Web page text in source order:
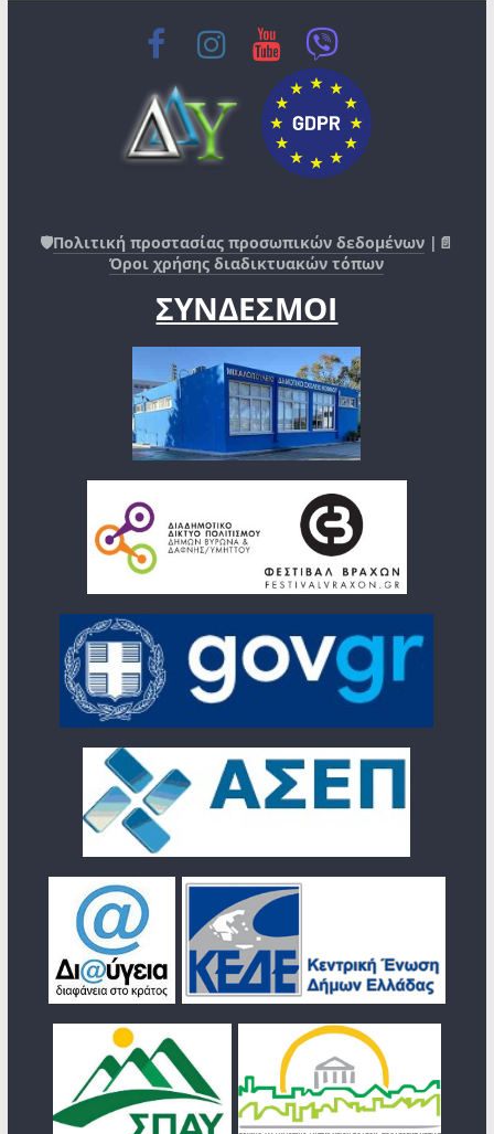
🛡️Πολιτική προστασίας προσωπικών δεδομένων |📄
Όροι χρήσης διαδικτυακών τόπων
ΣΥΝΔΕΣΜΟΙ